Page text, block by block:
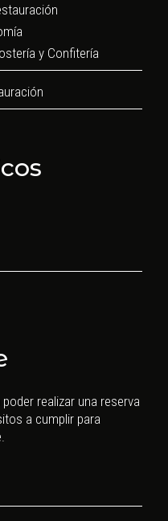
y Confitería
realizar una reserva
a cumplir para